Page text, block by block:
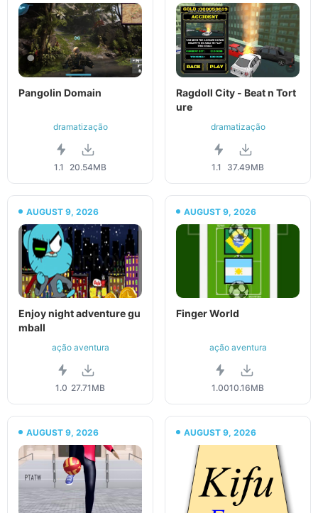
Pangolin Domain
dramatização
1.1 20.54MB
Ragdoll City - Beat n Tort
ure
dramatização
1.1 37.49MB
AUGUST 9, 2026
Enjoy night adventure gu
mball
ação aventura
1.0 27.71MB
AUGUST 9, 2026
Finger World
ação aventura
1.0010.16MB
AUGUST 9, 2026 AUGUST 9, 2026